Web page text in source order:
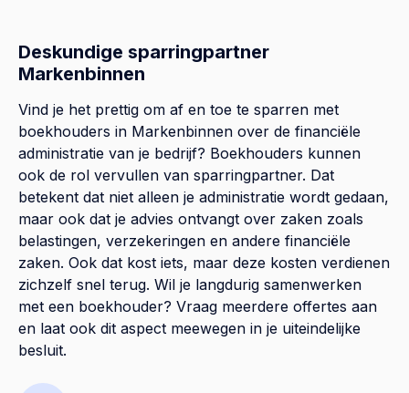
Deskundige sparringpartner
Markenbinnen
Vind je het prettig om af en toe te sparren met
boekhouders in Markenbinnen over de financiële
administratie van je bedrijf? Boekhouders kunnen
ook de rol vervullen van sparringpartner. Dat
betekent dat niet alleen je administratie wordt gedaan,
maar ook dat je advies ontvangt over zaken zoals
belastingen, verzekeringen en andere financiële
zaken. Ook dat kost iets, maar deze kosten verdienen
zichzelf snel terug. Wil je langdurig samenwerken
met een boekhouder? Vraag meerdere offertes aan
en laat ook dit aspect meewegen in je uiteindelijke
besluit.